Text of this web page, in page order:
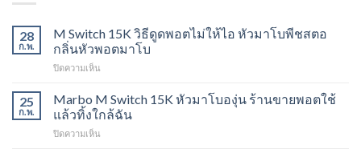
28
ก.พ.
M Switch 15K วิธีดูดพอตไม่ให้ไอ หัวมาโบพีชสตอ
กลิ่นหัวพอตมาโบ
ปิดความเห็น
Switch
15K
วิธี
ดูด
25
ก.พ.
Marbo M Switch 15K หัวมาโบองุ่น ร้านขายพอตใช้
แล้วทิ้งใกล้ฉัน
ปิดความเห็น